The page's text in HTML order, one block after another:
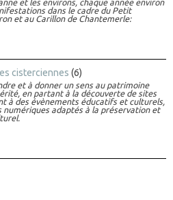
et les environs, chaque année environ
dans le cadre du Petit
et au Carillon de Chantemerle:
cisterciennes (6)
et à donner un sens au patrimoine
en partant à la découverte de sites
à des évènements éducatifs et culturels,
adaptés à la préservation et